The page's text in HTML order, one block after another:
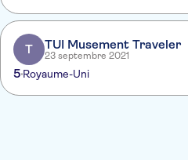
T TUI Musement Traveler
23 septembre 2021
5 Royaume-Uni